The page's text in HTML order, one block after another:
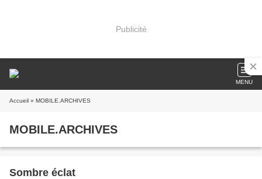
Publicité
MENU
Accueil » MOBILE.ARCHIVES
MOBILE.ARCHIVES
Sombre éclat